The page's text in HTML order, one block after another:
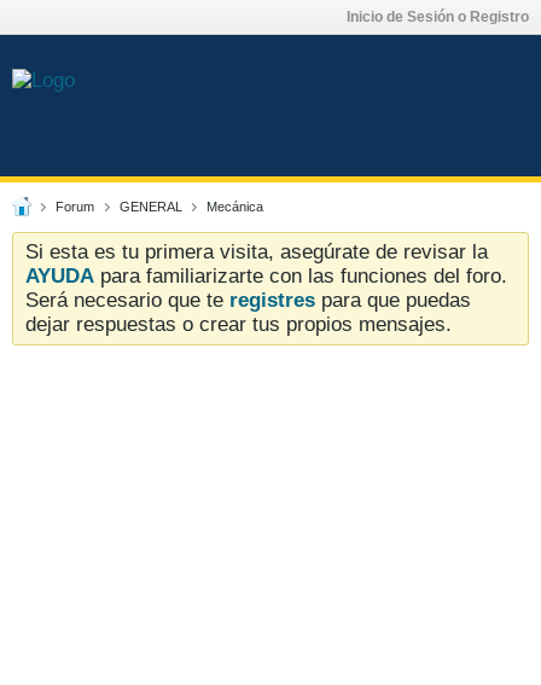
Inicio de Sesión o Registro
Forum GENERAL Mecánica
Si esta es tu primera visita, asegúrate de revisar la
AYUDA para familiarizarte con las funciones del foro.
Será necesario que te registres para que puedas
dejar respuestas o crear tus propios mensajes.